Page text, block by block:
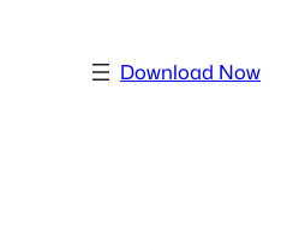
Download Now